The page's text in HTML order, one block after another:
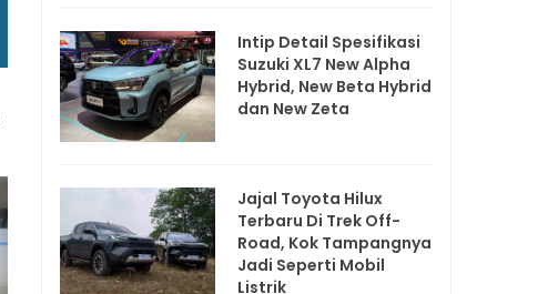
Intip Detail Spesifikasi
Suzuki XL7 New Alpha
Hybrid, New Beta Hybrid
dan New Zeta
Jajal Toyota Hilux
Terbaru Di Trek Off-
Road, Kok Tampangnya
Jadi Seperti Mobil
Listrik